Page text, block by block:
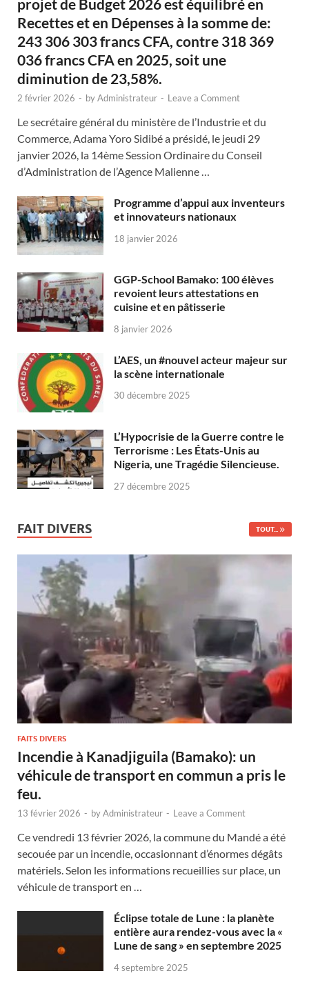
projet de Budget 2026 est équilibré en
Recettes et en Dépenses à la somme de:
243 306 303 francs CFA, contre 318 369
036 francs CFA en 2025, soit une
diminution de 23,58%.
2 février 2026 - byAdministrateur - Leave a Comment
Le secrétaire général du ministère de l’Industrie et du
Commerce, Adama Yoro Sidibé a présidé, le jeudi 29
janvier 2026, la 14ème Session Ordinaire du Conseil
d’Administration de l’Agence Malienne …
Programme d’appui aux inventeurs
et innovateurs nationaux
18 janvier 2026
GGP-School Bamako: 100 élèves
revoient leurs attestations en
cuisine et en pâtisserie
8 janvier 2026
L’AES, un #nouvel acteur majeur sur
la scène internationale
30 décembre 2025
L’Hypocrisie de la Guerre contre le
Terrorisme : Les États-Unis au
Nigeria, une Tragédie Silencieuse.
27 décembre 2025
FAIT DIVERS TOUT...
FAITS DIVERS
Incendie à Kanadjiguila (Bamako): un
véhicule de transport en commun a pris le
feu.
13 février 2026 - byAdministrateur - Leave a Comment
Ce vendredi 13 février 2026, la commune du Mandé a été
secouée par un incendie, occasionnant d’énormes dégâts
matériels. Selon les informations recueillies sur place, un
véhicule de transport en …
Éclipse totale de Lune : la planète
entière aura rendez-vous avec la «
Lune de sang » en septembre 2025
4 septembre 2025